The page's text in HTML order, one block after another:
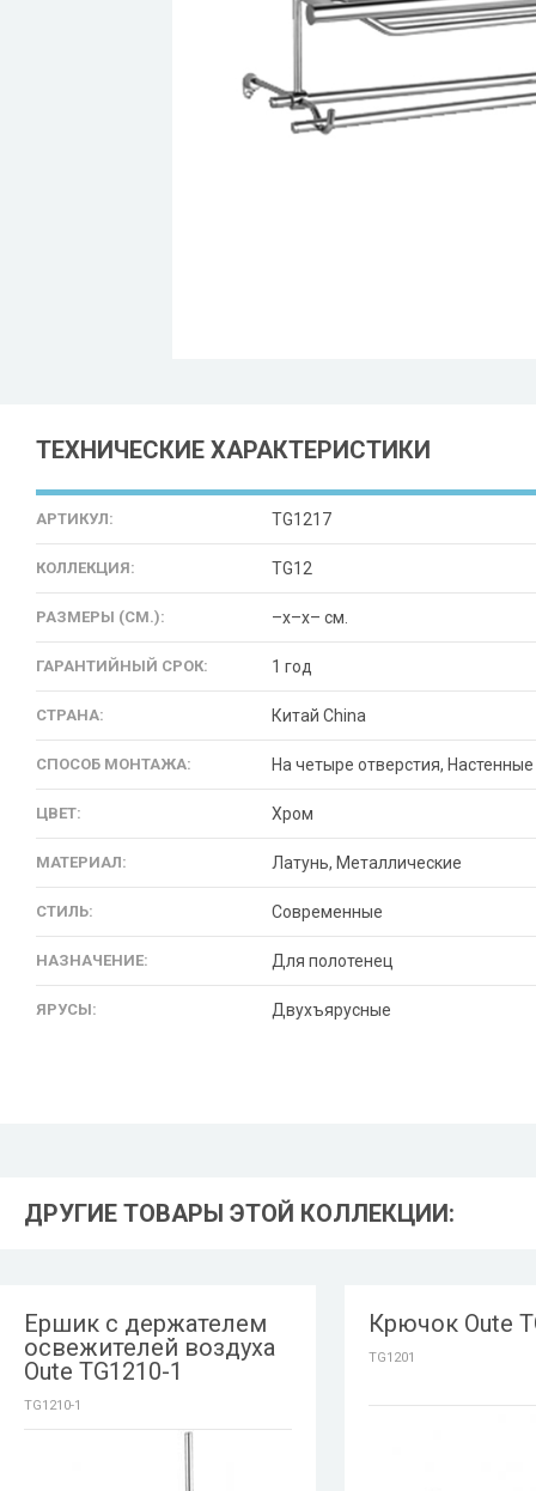
ТЕХНИЧЕСКИЕ ХАРАКТЕРИСТИКИ
АРТИКУЛ: TG1217
КОЛЛЕКЦИЯ: TG12
РАЗМЕРЫ (СМ.): –x–x– см.
ГАРАНТИЙНЫЙ СРОК: 1 год
СТРАНА: Китай China
СПОСОБ МОНТАЖА: На четыре отверстия, Настенные
ЦВЕТ: Хром
МАТЕРИАЛ: Латунь, Металлические
СТИЛЬ: Современные
НАЗНАЧЕНИЕ: Для полотенец
ЯРУСЫ: Двухъярусные
ДРУГИЕ ТОВАРЫ ЭТОЙ КОЛЛЕКЦИИ:
Ершик с держателем
освежителей воздуха
Oute TG1210-1
TG1210-1
Крючок Oute
TG1201